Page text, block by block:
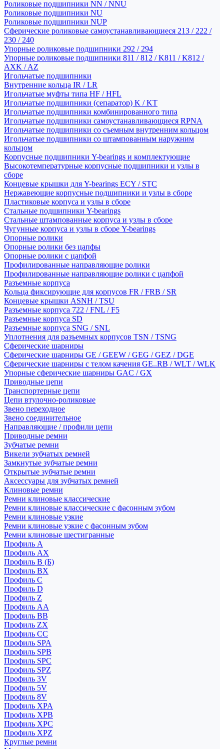
Роликовые подшипники NN / NNU
Роликовые подшипники NU
Роликовые подшипники NUP
Сферические роликовые самоустанавливающиеся 213 / 222 /
230 / 240
Упорные роликовые подшипники 292 / 294
Упорные роликовые подшипники 811 / 812 / K811 / K812 /
AXK / AZ
Игольчатые подшипники
Внутренние кольца IR / LR
Игольчатые муфты типа HF / HFL
Игольчатые подшипники (сепаратор) K / KT
Игольчатые подшипники комбинированного типа
Игольчатые подшипники самоустанавливающиеся RPNA
Игольчатые подшипники со съемным внутренним кольцом
Игольчатые подшипники со штампованным наружним
кольцом
Корпусные подшипники Y-bearings и комплектующие
Высокотемпературные корпусные подшипники и узлы в
сборе
Концевые крышки для Y-bearings ECY / STC
Нержавеющие корпусные подшипники и узлы в сборе
Пластиковые корпуса и узлы в сборе
Стальные подшипники Y-bearings
Стальные штампованные корпуса и узлы в сборе
Чугунные корпуса и узлы в сборе Y-bearings
Опорные ролики
Опорные ролики без цапфы
Опорные ролики с цапфой
Профилированные направляющие ролики
Профилированные направляющие ролики с цапфой
Разъемные корпуса
Кольца фиксирующие для корпусов FR / FRB / SR
Концевые крышки ASNH / TSU
Разъемные корпуса 722 / FNL / F5
Разъемные корпуса SD
Разъемные корпуса SNG / SNL
Уплотнения для разъемных корпусов TSN / TSNG
Сферические шарниры
Сферические шарниры GE / GEEW / GEG / GEZ / DGE
Сферические шарниры с телом качения GE..RB / WLT / WLK
Упорные сферические шарниры GAC / GX
Приводные цепи
Транспортерные цепи
Цепи втулочно-роликовые
Звено переходное
Звено соединительное
Направляющие / профили цепи
Приводные ремни
Зубчатые ремни
Викели зубчатых ремней
Замкнутые зубчатые ремни
Открытые зубчатые ремни
Аксессуары для зубчатых ремней
Клиновые ремни
Ремни клиновые классические
Ремни клиновые классические с фасонным зубом
Ремни клиновые узкие
Ремни клиновые узкие с фасонным зубом
Ремни клиновые шестигранные
Профиль A
Профиль AX
Профиль B (Б)
Профиль BX
Профиль C
Профиль D
Профиль Z
Профиль АА
Профиль BB
Профиль ZX
Профиль CC
Профиль SPA
Профиль SPB
Профиль SPC
Профиль SPZ
Профиль 3V
Профиль 5V
Профиль 8V
Профиль XPA
Профиль XPB
Профиль XPC
Профиль XPZ
Круглые ремни